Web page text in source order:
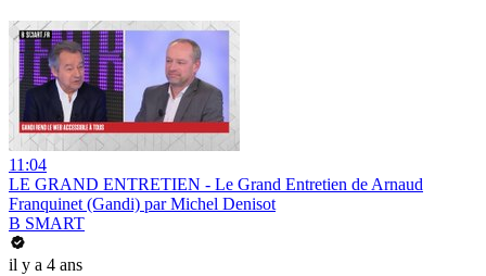
11:04
LE GRAND ENTRETIEN - Le Grand Entretien de Arnaud
Franquinet (Gandi) par Michel Denisot
B SMART
il y a 4 ans